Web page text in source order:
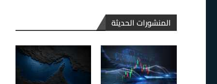
المنشورات الحديثة